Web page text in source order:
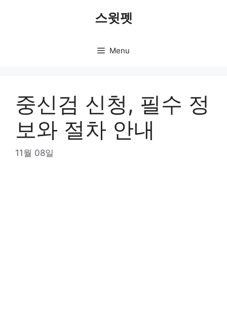
스윗펫
Menu
중신검 신청, 필수 정
보와 절차 안내
11월 08일